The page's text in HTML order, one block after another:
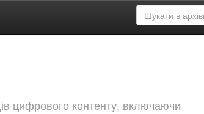
цифрового контенту, включаючи